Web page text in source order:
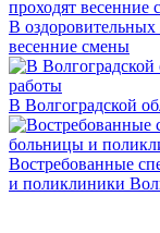
В оздоровительных
весенние смены
В Волгоградской
Востребованные
и поликлиники